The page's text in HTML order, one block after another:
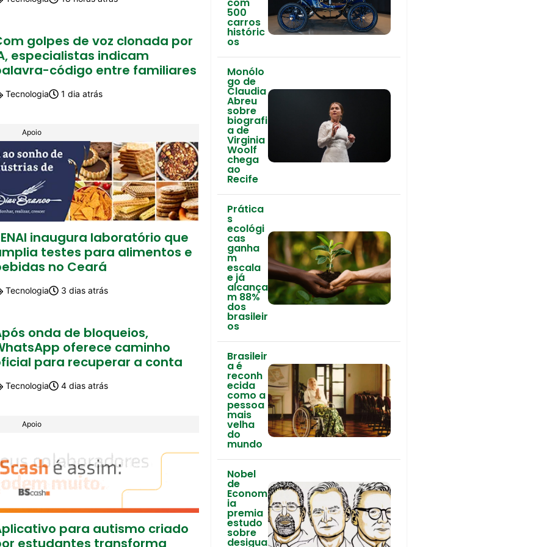
golpes de voz clonada por
especialistas indicam
código entre familiares
Tecnologia 1 dia atrás
Apoio
inaugura laboratório que
testes para alimentos e
no Ceará
Tecnologia 3 dias atrás
onda de bloqueios,
oferece caminho
para recuperar a conta
Tecnologia 4 dias atrás
Apoio
para autismo criado
estudantes transforma
com
500
carros
históric
os
Monólo
go de
Claudia
Abreu
sobre
biografi
a de
Virginia
Woolf
chega
ao
Recife
Prática
s
ecológi
cas
ganha
m
escala
e já
alcança
m 88%
dos
brasileir
os
Brasileir
a é
reconh
ecida
como a
pessoa
mais
velha
do
mundo
Nobel
de
Econom
ia
premia
estudo
sobre
desigua